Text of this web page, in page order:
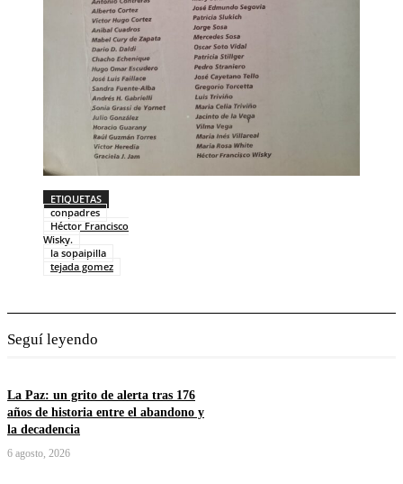
ETIQUETAS
conpadres
Héctor Francisco
Wisky.
la sopaipilla
tejada gomez
Seguí leyendo
La Paz: un grito de alerta tras 176
años de historia entre el abandono y
la decadencia
6 agosto, 2026